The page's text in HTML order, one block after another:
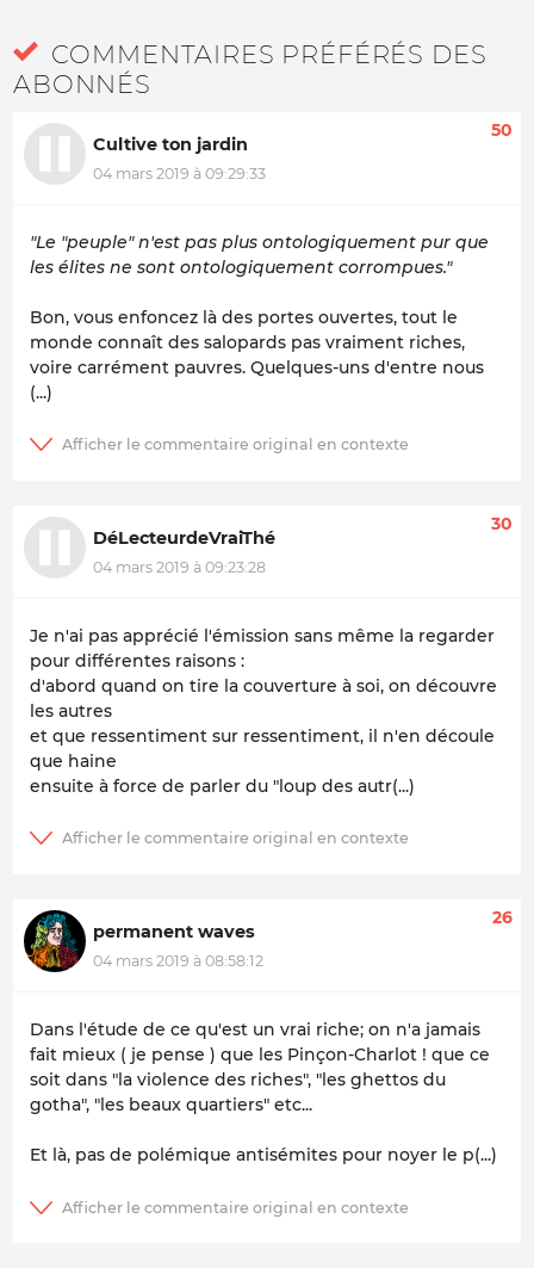
COMMENTAIRES PRÉFÉRÉS DES
ABONNÉS
Cultive ton jardin
04 mars 2019 à 09:29:33
50
"Le "peuple" n'est pas plus ontologiquement pur que
les élites ne sont ontologiquement corrompues."
Bon, vous enfoncez là des portes ouvertes, tout le
monde connaît des salopards pas vraiment riches,
voire carrément pauvres. Quelques-uns d'entre nous
(...)
DéLecteurdeVraiThé
04 mars 2019 à 09:23:28
30
Je n'ai pas apprécié l'émission sans même la regarder
pour différentes raisons :
d'abord quand on tire la couverture à soi, on découvre
les autres
et que ressentiment sur ressentiment, il n'en découle
que haine
ensuite à force de parler du "loup des autr(...)
permanent waves
04 mars 2019 à 08:58:12
26
Dans l'étude de ce qu'est un vrai riche; on n'a jamais
fait mieux ( je pense ) que les Pinçon-Charlot ! que ce
soit dans "la violence des riches", "les ghettos du
gotha", "les beaux quartiers" etc...
Et là, pas de polémique antisémites pour noyer le p(...)